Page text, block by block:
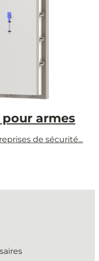
armes
de sécurité...